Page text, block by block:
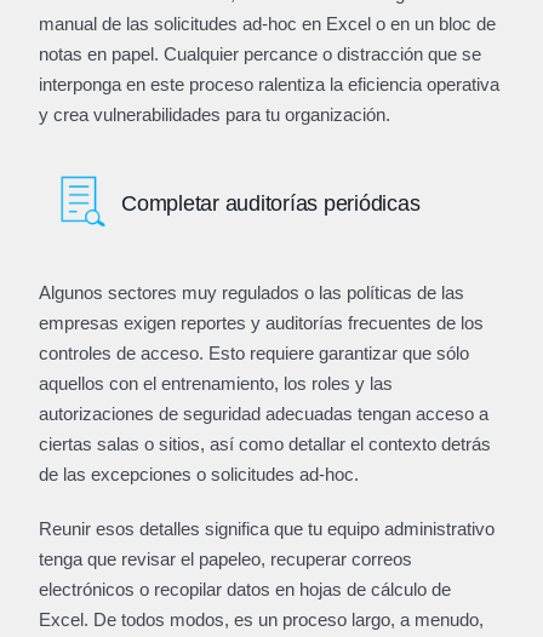
manual de las solicitudes ad-hoc en Excel o en un bloc de
notas en papel. Cualquier percance o distracción que se
interponga en este proceso ralentiza la eficiencia operativa
y crea vulnerabilidades para tu organización.
Completar auditorías periódicas
Algunos sectores muy regulados o las políticas de las
empresas exigen reportes y auditorías frecuentes de los
controles de acceso. Esto requiere garantizar que sólo
aquellos con el entrenamiento, los roles y las
autorizaciones de seguridad adecuadas tengan acceso a
ciertas salas o sitios, así como detallar el contexto detrás
de las excepciones o solicitudes ad-hoc.
Reunir esos detalles significa que tu equipo administrativo
tenga que revisar el papeleo, recuperar correos
electrónicos o recopilar datos en hojas de cálculo de
Excel. De todos modos, es un proceso largo, a menudo,